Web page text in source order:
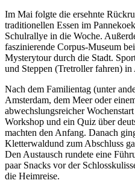
Im Mai folgte die ersehnte
traditionellen Essen im
Schulrallye in die Woche.
faszinierende Corpus-Museum
Mysterytour durch die Stadt.
und Steppen (Tretroller fahren)
Nach dem Familientag (unter
Amsterdam, dem Meer oder
abwechslungsreicher
Workshop und ein Quiz über
machten den Anfang. Danach
Kletterwaldund zum Abschluss
Den Austausch rundete eine
paar Snacks vor der
die Heimreise.